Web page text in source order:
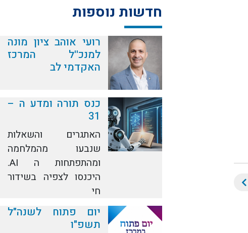
חדשות נוספות
רועי אוהב ציון מונה
למנכ''ל המרכז
האקדמי לב
כנס תורה ומדע ה –
31
האתגרים והשאלות
שנבעו מהמלחמה
ומהתפתחות ה AI.
היכנסו לצפיה בשידור
חי
יום פתוח לשנה"ל
תשפ"ו